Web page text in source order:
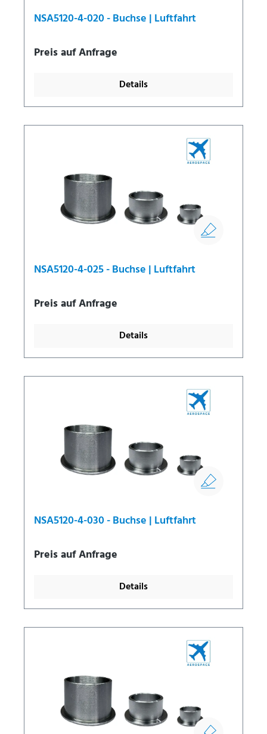
NSA5120-4-020 - Buchse | Luftfahrt
Preis auf Anfrage
Details
NSA5120-4-025 - Buchse | Luftfahrt
Preis auf Anfrage
Details
NSA5120-4-030 - Buchse | Luftfahrt
Preis auf Anfrage
Details